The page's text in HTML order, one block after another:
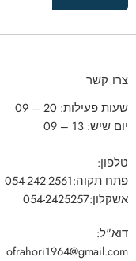
צרו קשר
שעות פעילות: 20 – 09
יום שיש: 13 – 09
טלפון:
פתח תקוה:054-242-2561
אשקלון:054-2425257
דוא"ל:
ofrahori1964@gmail.com